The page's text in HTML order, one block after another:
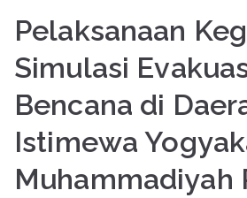
Pelaksanaan
Simulasi
Bencana di
Istimewa
Muhammadiyah